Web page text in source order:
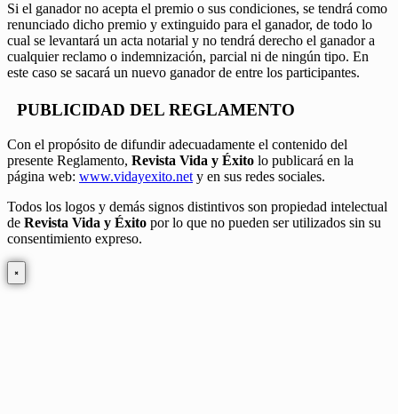
Si el ganador no acepta el premio o sus condiciones, se tendrá como
renunciado dicho premio y extinguido para el ganador, de todo lo
cual se levantará un acta notarial y no tendrá derecho el ganador a
cualquier reclamo o indemnización, parcial ni de ningún tipo. En
este caso se sacará un nuevo ganador de entre los participantes.
PUBLICIDAD DEL REGLAMENTO
Con el propósito de difundir adecuadamente el contenido del
presente Reglamento, Revista Vida y Éxito lo publicará en la
página web: www.vidayexito.net y en sus redes sociales.
Todos los logos y demás signos distintivos son propiedad intelectual
de Revista Vida y Éxito por lo que no pueden ser utilizados sin su
consentimiento expreso.
×